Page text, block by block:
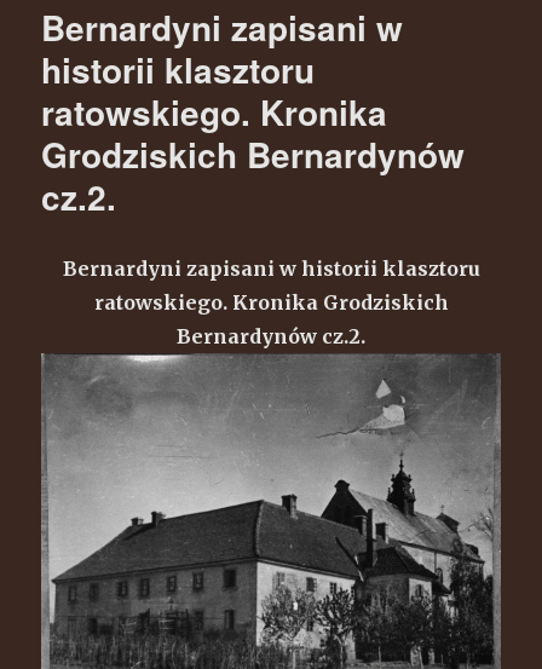
wyświetleń
strony
Bernardyni zapisani w
historii klasztoru
ratowskiego. Kronika
Grodziskich Bernardynów
cz.2.
Bernardyni zapisani w historii klasztoru
ratowskiego. Kronika Grodziskich
Bernardynów cz.2.